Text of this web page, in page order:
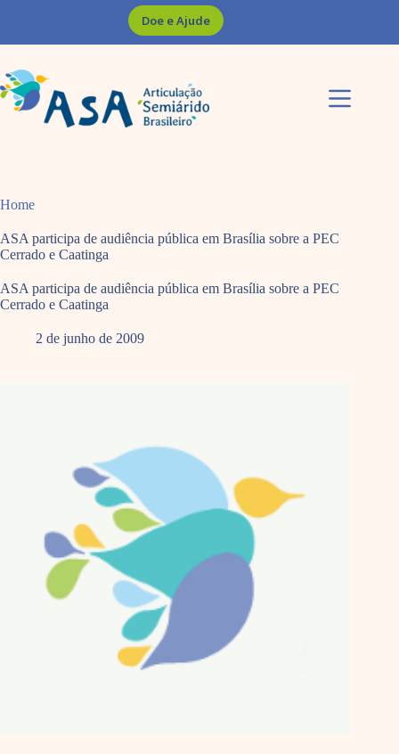
Doe e Ajude
Home
ASA participa de audiência pública em Brasília sobre a PEC
Cerrado e Caatinga
ASA participa de audiência pública em Brasília sobre a PEC
Cerrado e Caatinga
2 de junho de 2009